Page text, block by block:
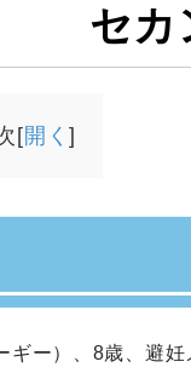
セカ
[開く]
ギー）、8歳、避妊